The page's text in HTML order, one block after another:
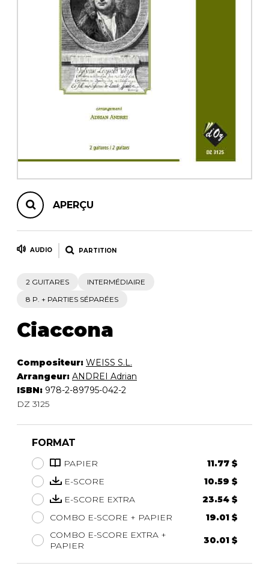
AUTRES PRODUITS
APERÇU
AUDIO PARTITION
2 GUITARES
INTERMÉDIAIRE
8 P. + PARTIES SÉPARÉES
Ciaccona
Compositeur: WEISS S.L.
Arrangeur: ANDREI Adrian
ISBN: 978-2-89795-042-2
DZ 3125
FORMAT
PAPIER
11.77 $
E-SCORE
10.59 $
E-SCORE EXTRA
23.54 $
COMBO E-SCORE + PAPIER
19.01 $
COMBO E-SCORE EXTRA +
PAPIER
30.01 $